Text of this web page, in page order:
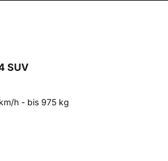
SUV
h - bis 975 kg